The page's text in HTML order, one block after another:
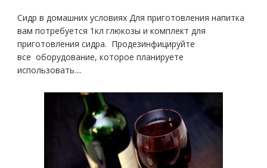
Сидр в домашних условиях Для приготовления напитка
вам потребуется 1кл глюкозы и комплект для
приготовления сидра. Продезинфицируйте
все оборудование, которое планируете
использовать....